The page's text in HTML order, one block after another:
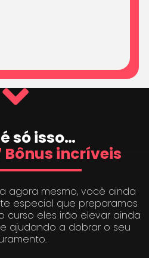
só isso…
Bônus incríveis
agora mesmo, você ainda
especial que preparamos
curso eles irão elevar ainda
ajudando a dobrar o seu